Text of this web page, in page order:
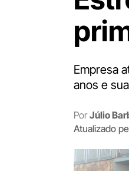
Empresa
anos e
Por Júlio
Atualizado